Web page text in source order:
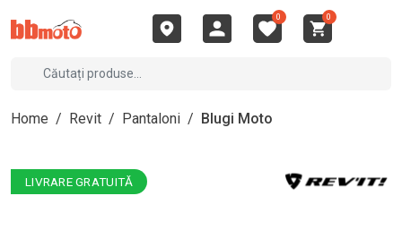
0 0
Home / Revit / Pantaloni / Blugi Moto
LIVRARE GRATUITĂ